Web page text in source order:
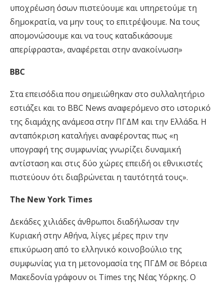
υποχρέωση όσων πιστεύουμε και υπηρετούμε τη
δημοκρατία, να μην τους το επιτρέψουμε. Να τους
απομονώσουμε και να τους καταδικάσουμε
απερίφραστα», αναφέρεται στην ανακοίνωση»
BBC
Στα επεισόδια που σημειώθηκαν στο συλλαλητήριο
εστιάζει και το BBC News αναφερόμενο στο ιστορικό
της διαμάχης ανάμεσα στην ΠΓΔΜ και την Ελλάδα. Η
ανταπόκριση καταλήγει αναφέροντας πως «η
υπογραφή της συμφωνίας γνωρίζει δυναμική
αντίσταση και στις δύο χώρες επειδή οι εθνικιστές
πιστεύουν ότι διαβρώνεται η ταυτότητά τους».
The New York Times
Δεκάδες χιλιάδες άνθρωποι διαδήλωσαν την
Κυριακή στην Αθήνα, λίγες μέρες πριν την
επικύρωση από το ελληνικό κοινοβούλιο της
συμφωνίας για τη μετονομασία της ΠΓΔΜ σε Βόρεια
Μακεδονία γράφουν οι Times της Νέας Υόρκης. Ο